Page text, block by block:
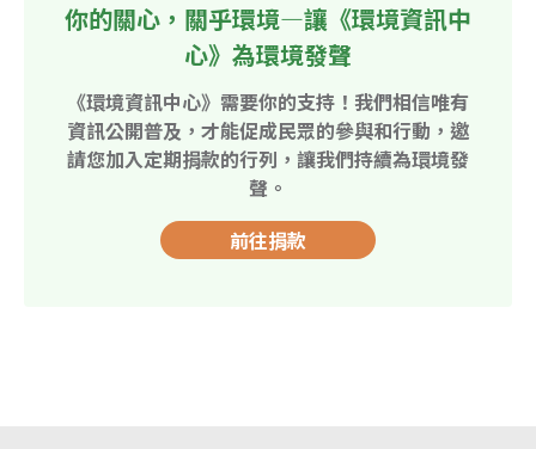
你的關心，關乎環境—讓《環境資訊中
心》為環境發聲
《環境資訊中心》需要你的支持！我們相信唯有
資訊公開普及，才能促成民眾的參與和行動，邀
請您加入定期捐款的行列，讓我們持續為環境發
聲。
前往捐款